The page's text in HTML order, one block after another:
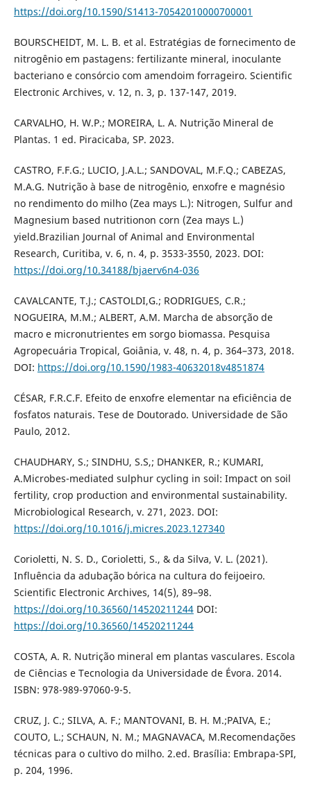
https://doi.org/10.1590/S1413-70542010000700001
BOURSCHEIDT, M. L. B. et al. Estratégias de fornecimento de
nitrogênio em pastagens: fertilizante mineral, inoculante
bacteriano e consórcio com amendoim forrageiro. Scientific
Electronic Archives, v. 12, n. 3, p. 137-147, 2019.
CARVALHO, H. W.P.; MOREIRA, L. A. Nutrição Mineral de
Plantas. 1 ed. Piracicaba, SP. 2023.
CASTRO, F.F.G.; LUCIO, J.A.L.; SANDOVAL, M.F.Q.; CABEZAS,
M.A.G. Nutrição à base de nitrogênio, enxofre e magnésio
no rendimento do milho (Zea mays L.): Nitrogen, Sulfur and
Magnesium based nutritionon corn (Zea mays L.)
yield.Brazilian Journal of Animal and Environmental
Research, Curitiba, v. 6, n. 4, p. 3533-3550, 2023. DOI:
https://doi.org/10.34188/bjaerv6n4-036
CAVALCANTE, T.J.; CASTOLDI,G.; RODRIGUES, C.R.;
NOGUEIRA, M.M.; ALBERT, A.M. Marcha de absorção de
macro e micronutrientes em sorgo biomassa. Pesquisa
Agropecuária Tropical, Goiânia, v. 48, n. 4, p. 364–373, 2018.
DOI: https://doi.org/10.1590/1983-40632018v4851874
CÉSAR, F.R.C.F. Efeito de enxofre elementar na eficiência de
fosfatos naturais. Tese de Doutorado. Universidade de São
Paulo, 2012.
CHAUDHARY, S.; SINDHU, S.S,; DHANKER, R.; KUMARI,
A.Microbes-mediated sulphur cycling in soil: Impact on soil
fertility, crop production and environmental sustainability.
Microbiological Research, v. 271, 2023. DOI:
https://doi.org/10.1016/j.micres.2023.127340
Corioletti, N. S. D., Corioletti, S., & da Silva, V. L. (2021).
Influência da adubação bórica na cultura do feijoeiro.
Scientific Electronic Archives, 14(5), 89–98.
https://doi.org/10.36560/14520211244DOI:
https://doi.org/10.36560/14520211244
COSTA, A. R. Nutrição mineral em plantas vasculares. Escola
de Ciências e Tecnologia da Universidade de Évora. 2014.
ISBN: 978-989-97060-9-5.
CRUZ, J. C.; SILVA, A. F.; MANTOVANI, B. H. M.;PAIVA, E.;
COUTO, L.; SCHAUN, N. M.; MAGNAVACA, M.Recomendações
técnicas para o cultivo do milho. 2.ed. Brasília: Embrapa-SPI,
p. 204, 1996.